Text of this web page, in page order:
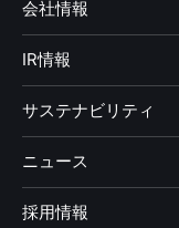
会社情報
IR情報
サステナビリティ
ニュース
採用情報